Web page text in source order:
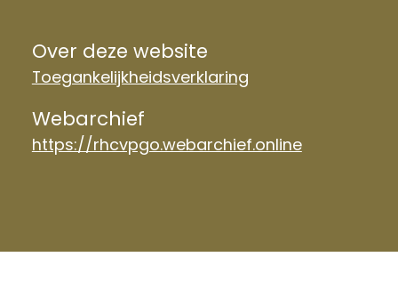
Over deze website
Toegankelijkheidsverklaring
Webarchief
https://rhcvpgo.webarchief.online